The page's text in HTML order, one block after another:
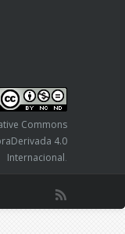
Commons
4.0
Internacional